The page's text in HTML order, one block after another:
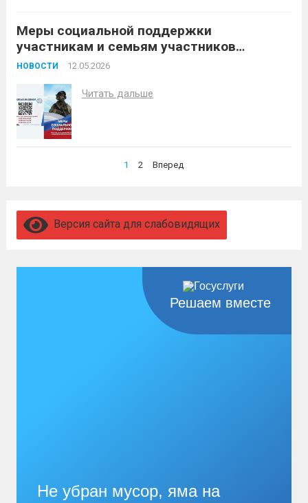
Меры социальной поддержки
участникам и семьям участников
специальной военной операции,
Белореченском районе
НОВОСТИ 12.05.2026
Читать дальше
1 2 Вперед
Версия сайта для слабовидящих
Решаем вместе
Не убран мусор, яма на